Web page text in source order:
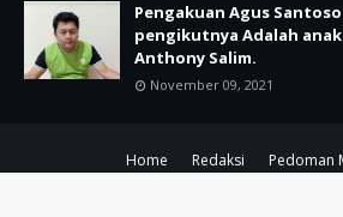
Pengakuan Agus
pengikutnya Adalah
Anthony Salim.
November 09, 2021
Home Redaksi
Pedoman